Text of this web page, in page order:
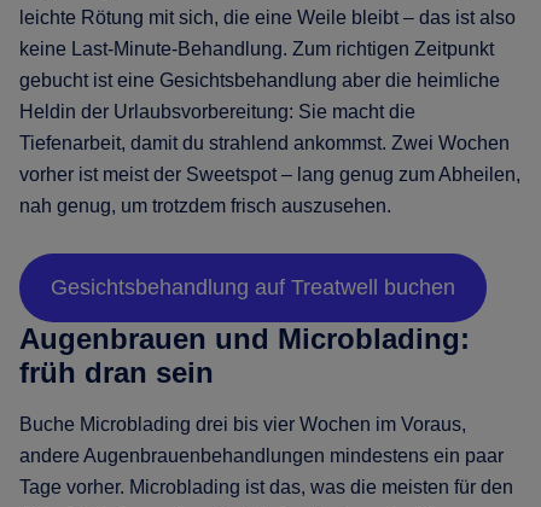
leichte Rötung mit sich, die eine Weile bleibt – das ist also
keine Last-Minute-Behandlung. Zum richtigen Zeitpunkt
gebucht ist eine Gesichtsbehandlung aber die heimliche
Heldin der Urlaubsvorbereitung: Sie macht die
Tiefenarbeit, damit du strahlend ankommst. Zwei Wochen
vorher ist meist der Sweetspot – lang genug zum Abheilen,
nah genug, um trotzdem frisch auszusehen.
Gesichtsbehandlung auf Treatwell buchen
Augenbrauen und Microblading:
früh dran sein
Buche Microblading drei bis vier Wochen im Voraus,
andere Augenbrauenbehandlungen mindestens ein paar
Tage vorher. Microblading ist das, was die meisten für den